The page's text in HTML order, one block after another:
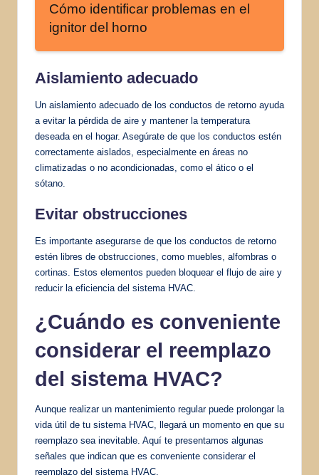
Cómo identificar problemas en el
ignitor del horno
Aislamiento adecuado
Un aislamiento adecuado de los conductos de retorno ayuda
a evitar la pérdida de aire y mantener la temperatura
deseada en el hogar. Asegúrate de que los conductos estén
correctamente aislados, especialmente en áreas no
climatizadas o no acondicionadas, como el ático o el
sótano.
Evitar obstrucciones
Es importante asegurarse de que los conductos de retorno
estén libres de obstrucciones, como muebles, alfombras o
cortinas. Estos elementos pueden bloquear el flujo de aire y
reducir la eficiencia del sistema HVAC.
¿Cuándo es conveniente
considerar el reemplazo
del sistema HVAC?
Aunque realizar un mantenimiento regular puede prolongar la
vida útil de tu sistema HVAC, llegará un momento en que su
reemplazo sea inevitable. Aquí te presentamos algunas
señales que indican que es conveniente considerar el
reemplazo del sistema HVAC.